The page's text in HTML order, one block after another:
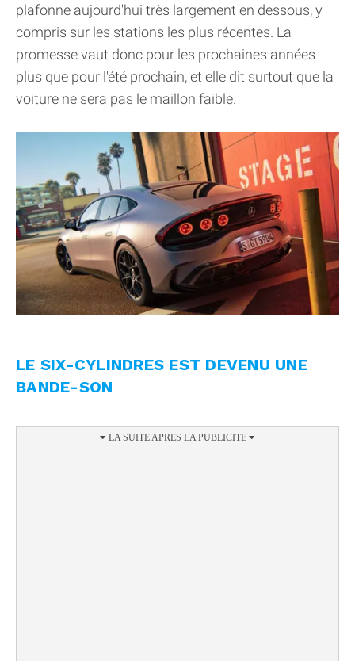
plafonne aujourd'hui très largement en dessous, y
compris sur les stations les plus récentes. La
promesse vaut donc pour les prochaines années
plus que pour l'été prochain, et elle dit surtout que la
voiture ne sera pas le maillon faible.
LE SIX-CYLINDRES EST DEVENU UNE
BANDE-SON